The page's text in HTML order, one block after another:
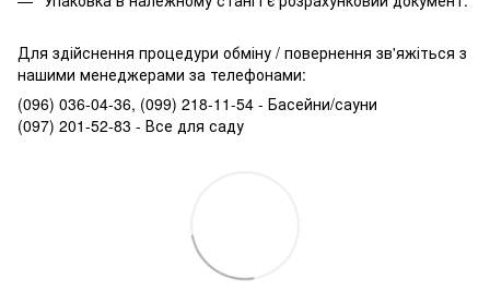
Для здійснення процедури обміну / повернення зв'яжіться з
нашими менеджерами за телефонами:
(096) 036-04-36, (099) 218-11-54 - Басейни/сауни
(097) 201-52-83 - Все для саду